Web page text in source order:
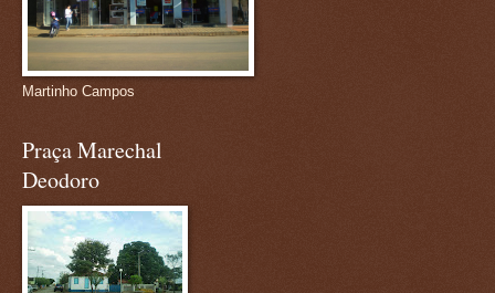
Martinho Campos
Praça Marechal
Deodoro